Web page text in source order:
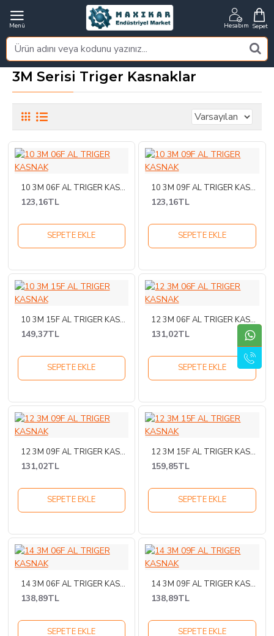
3M Serisi Triger Kasnaklar
10 3M 06F AL TRIGER KASNAK
123,16TL
SEPETE EKLE
10 3M 09F AL TRIGER KASNAK
123,16TL
SEPETE EKLE
10 3M 15F AL TRIGER KASNAK
149,37TL
SEPETE EKLE
12 3M 06F AL TRIGER KASNAK
131,02TL
SEPETE EKLE
12 3M 09F AL TRIGER KASNAK
131,02TL
SEPETE EKLE
12 3M 15F AL TRIGER KASNAK
159,85TL
SEPETE EKLE
14 3M 06F AL TRIGER KASNAK
138,89TL
SEPETE EKLE
14 3M 09F AL TRIGER KASNAK
138,89TL
SEPETE EKLE